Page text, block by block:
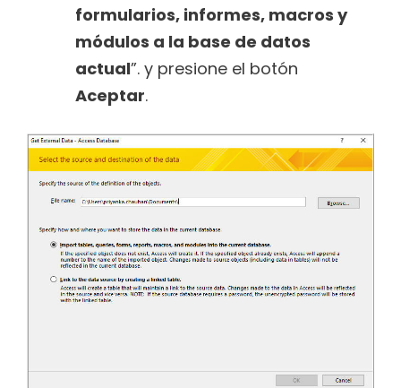
formularios, informes, macros y
módulos a la base de datos
actual”. y presione el botón
Aceptar.